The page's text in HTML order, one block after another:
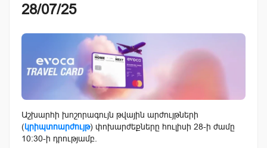
28/07/25
Աշխարհի խոշորագույն թվային արժույթների
(կրիպտոարժույթ) փոխարժեքները հուլիսի 28-ի ժամը
10:30-ի դրությամբ.